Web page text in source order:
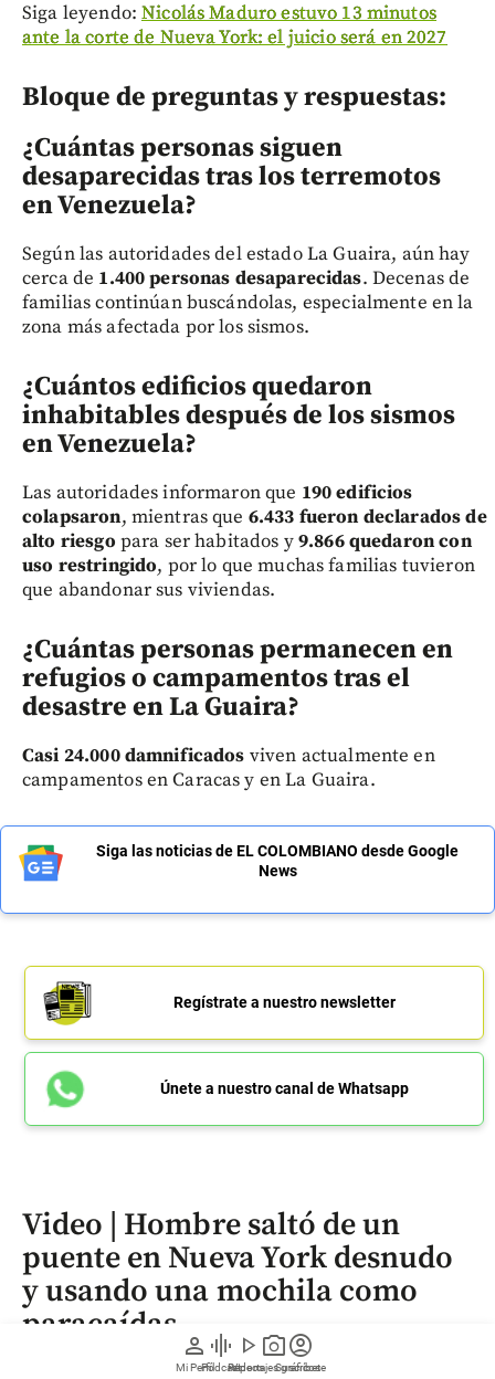
person
Mi Perfil
graphic_eq
Pódcast
play_arrow
Videos
photo_camera
Reportajes gráficos
account_circle
Suscríbete
Siga leyendo:Nicolás Maduro estuvo 13 minutos
ante la corte de Nueva York: el juicio será en 2027
Bloque de preguntas y respuestas:
¿Cuántas personas siguen
desaparecidas tras los terremotos
en Venezuela?
Según las autoridades del estado La Guaira, aún hay
cerca de 1.400 personas desaparecidas. Decenas de
familias continúan buscándolas, especialmente en la
zona más afectada por los sismos.
¿Cuántos edificios quedaron
inhabitables después de los sismos
en Venezuela?
Las autoridades informaron que 190 edificios
colapsaron, mientras que 6.433 fueron declarados de
alto riesgo para ser habitados y9.866 quedaron con
uso restringido, por lo que muchas familias tuvieron
que abandonar sus viviendas.
¿Cuántas personas permanecen en
refugios o campamentos tras el
desastre en La Guaira?
Casi 24.000 damnificados viven actualmente en
campamentos en Caracas y en La Guaira.
Siga las noticias de EL COLOMBIANO desde Google
News
Regístrate a nuestro newsletter
Únete a nuestro canal de Whatsapp
Video | Hombre saltó de un
puente en Nueva York desnudo
y usando una mochila como
paracaídas